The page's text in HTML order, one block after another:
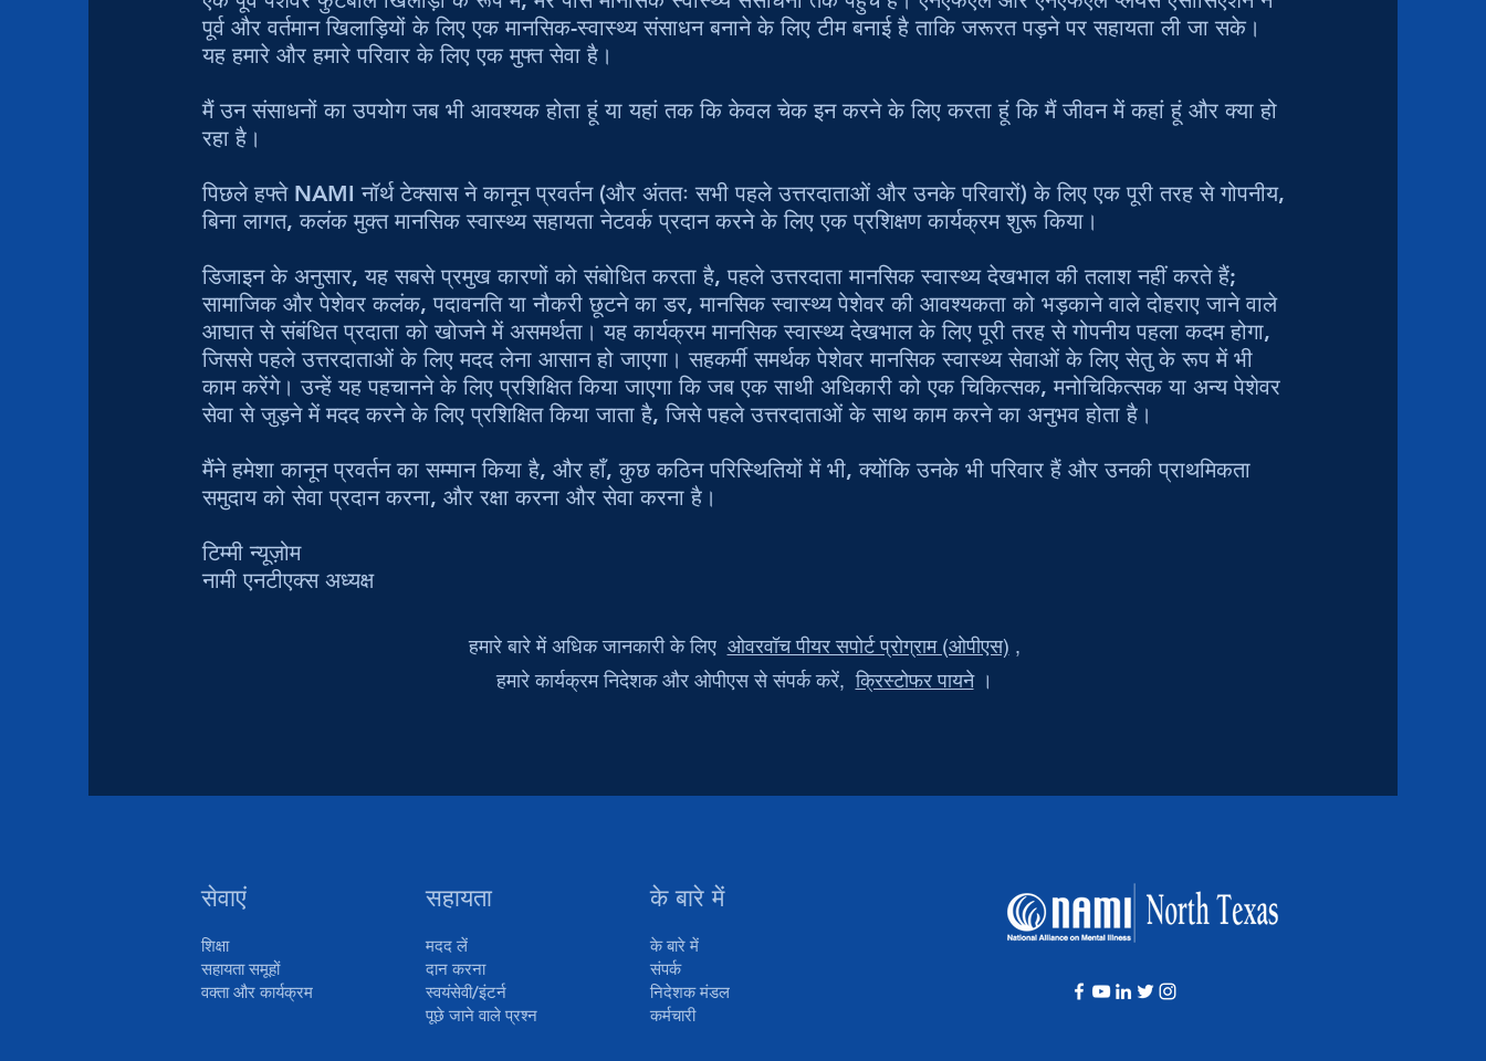
पूर्व और वर्तमान खिलाड़ियों के लिए एक मानसिक-स्वास्थ्य संसाधन बनाने के लिए टीम बनाई है ताकि जरूरत पड़ने पर सहायता ली जा सके।
यह हमारे और हमारे परिवार के लिए एक मुफ्त सेवा है।
मैं उन संसाधनों का उपयोग जब भी आवश्यक होता हूं या यहां तक कि केवल चेक इन करने के लिए करता हूं कि मैं जीवन में कहां हूं और क्या हो
रहा है।
पिछले हफ्ते NAMI नॉर्थ टेक्सास ने कानून प्रवर्तन (और अंततः सभी पहले उत्तरदाताओं और उनके परिवारों) के लिए एक पूरी तरह से गोपनीय,
बिना लागत, कलंक मुक्त मानसिक स्वास्थ्य सहायता नेटवर्क प्रदान करने के लिए एक प्रशिक्षण कार्यक्रम शुरू किया।
डिजाइन के अनुसार, यह सबसे प्रमुख कारणों को संबोधित करता है, पहले उत्तरदाता मानसिक स्वास्थ्य देखभाल की तलाश नहीं करते हैं;
सामाजिक और पेशेवर कलंक, पदावनति या नौकरी छूटने का डर, मानसिक स्वास्थ्य पेशेवर की आवश्यकता को भड़काने वाले दोहराए जाने वाले
आघात से संबंधित प्रदाता को खोजने में असमर्थता। यह कार्यक्रम मानसिक स्वास्थ्य देखभाल के लिए पूरी तरह से गोपनीय पहला कदम होगा,
जिससे पहले उत्तरदाताओं के लिए मदद लेना आसान हो जाएगा। सहकर्मी समर्थक पेशेवर मानसिक स्वास्थ्य सेवाओं के लिए सेतु के रूप में भी
काम करेंगे। उन्हें यह पहचानने के लिए प्रशिक्षित किया जाएगा कि जब एक साथी अधिकारी को एक चिकित्सक, मनोचिकित्सक या अन्य पेशेवर
सेवा से जुड़ने में मदद करने के लिए प्रशिक्षित किया जाता है, जिसे पहले उत्तरदाताओं के साथ काम करने का अनुभव होता है।
मैंने हमेशा कानून प्रवर्तन का सम्मान किया है, और हाँ, कुछ कठिन परिस्थितियों में भी, क्योंकि उनके भी परिवार हैं और उनकी प्राथमिकता
समुदाय को सेवा प्रदान करना, और रक्षा करना और सेवा करना है।
टिम्मी न्यूज़ोम
नामी एनटीएक्स अध्यक्ष
हमारे बारे में अधिक जानकारी के लिए ओवरवॉच पीयर सपोर्ट प्रोग्राम (ओपीएस) ,
हमारे कार्यक्रम निदेशक और ओपीएस से संपर्क करें,क्रिस्टोफर पायने।
सेवाएं
शिक्षा
सहायता समूहों
वक्ता और कार्यक्रम
सहायता
मदद लें
दान करना
स्वयंसेवी/इंटर्न
पूछे जाने वाले प्रश्न
के बारे में
के बारे में
संपर्क
निदेशक मंडल
कर्मचारी